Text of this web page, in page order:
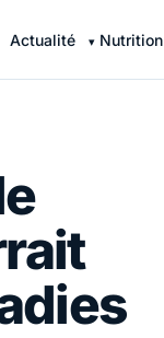
Actualité Nutrition